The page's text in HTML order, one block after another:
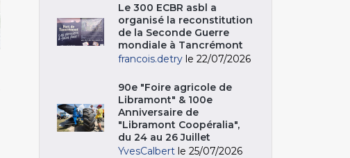
Le 300 ECBR asbl a
organisé la reconstitution
de la Seconde Guerre
mondiale à Tancrémont
francois.detry le 22/07/2026
90e "Foire agricole de
Libramont" & 100e
Anniversaire de
"Libramont Coopéralia",
du 24 au 26 Juillet
YvesCalbert le 25/07/2026